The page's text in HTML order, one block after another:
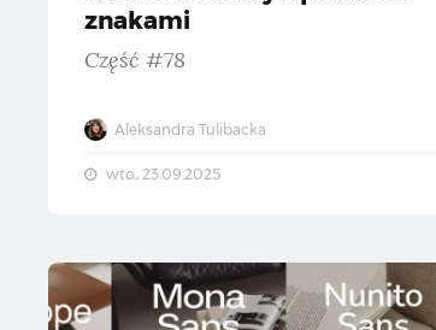
znakami
Część #78
Aleksandra Tulibacka
wto., 23.09.2025